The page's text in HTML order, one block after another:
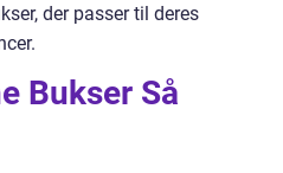
der passer til deres
Bukser Så